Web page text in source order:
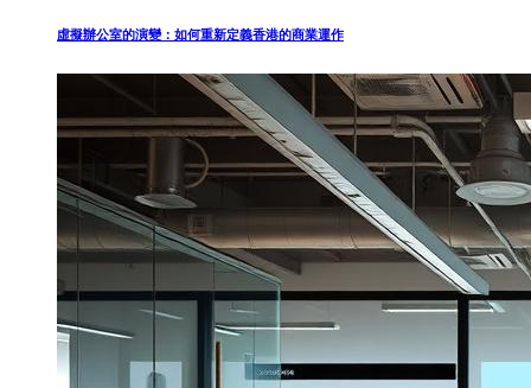
虛擬辦公室的演變：如何重新定義香港的商業運作